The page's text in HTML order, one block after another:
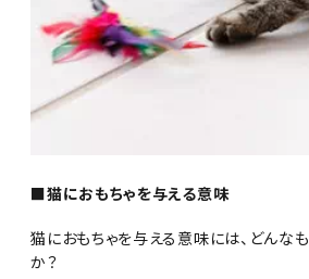
■猫におもちゃを与える意味
猫におもちゃを与える意味には、どんな
か？